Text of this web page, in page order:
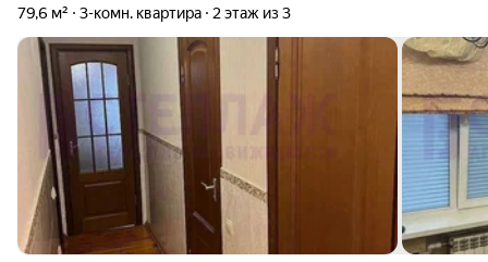
79,6 м² 3-комн. квартира 2 этаж из 3